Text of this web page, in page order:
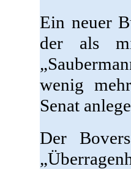
Ein neuer
der als
wenig
Senat
Der